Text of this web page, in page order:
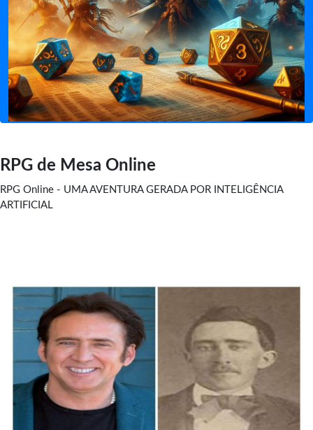
RPG de Mesa Online
RPG Online - UMA AVENTURA GERADA POR INTELIGÊNCIA
ARTIFICIAL